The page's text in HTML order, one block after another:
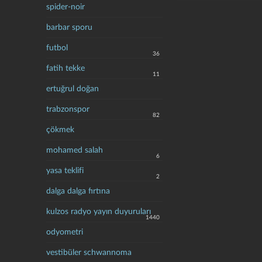
spider-noir
barbar sporu
futbol
36
fatih tekke
11
ertuğrul doğan
trabzonspor
82
çökmek
mohamed salah
6
yasa teklifi
2
dalga dalga fırtına
kulzos radyo yayın duyuruları
1440
odyometri
vestibüler schwannoma